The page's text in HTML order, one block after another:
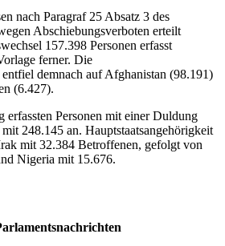
nach Paragraf 25 Absatz 3 des
Abschiebungsverboten erteilt
157.398 Personen erfasst
ferner. Die
demnach auf Afghanistan (98.191)
(6.427).
erfassten Personen mit einer Duldung
248.145 an. Hauptstaatsangehörigkeit
mit 32.384 Betroffenen, gefolgt von
Nigeria mit 15.676.